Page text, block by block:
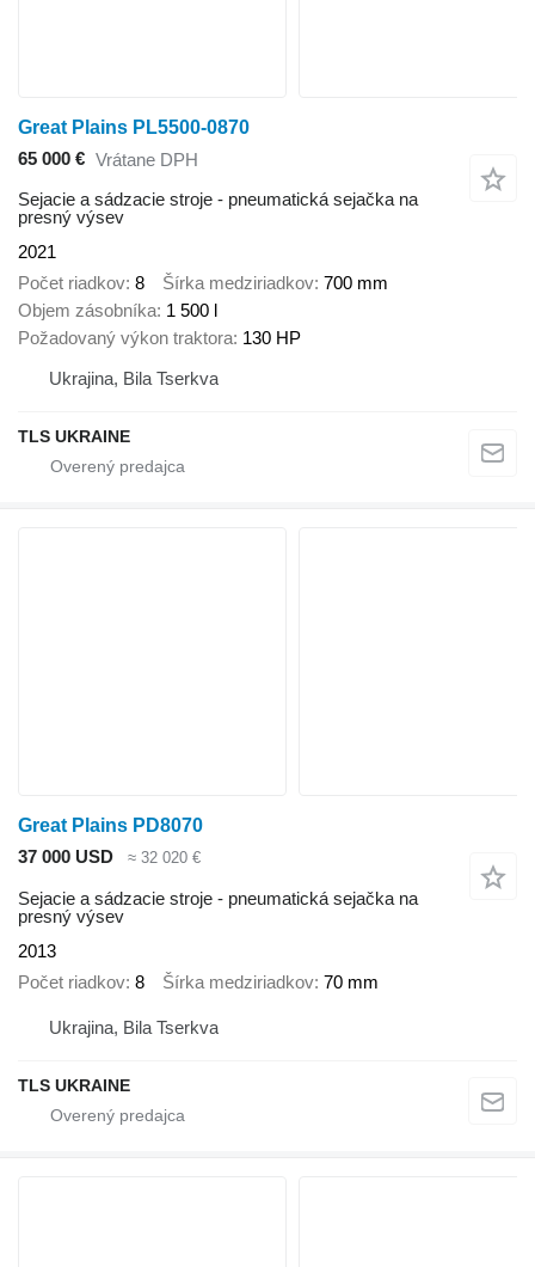
Great Plains PL5500-0870
65 000 € Vrátane DPH
Sejacie a sádzacie stroje - pneumatická sejačka na
presný výsev
2021
Počet riadkov 8 Šírka medziriadkov 700 mm
Objem zásobníka 1 500 l
Požadovaný výkon traktora 130 HP
Ukrajina, Bila Tserkva
TLS UKRAINE
Great Plains PD8070
37 000 USD
≈ 32 020 €
Sejacie a sádzacie stroje - pneumatická sejačka na
presný výsev
2013
Počet riadkov 8 Šírka medziriadkov 70 mm
Ukrajina, Bila Tserkva
TLS UKRAINE